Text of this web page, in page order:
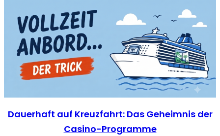
Dauerhaft auf Kreuzfahrt: Das Geheimnis der
Casino-Programme